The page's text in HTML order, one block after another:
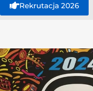
Rekrutacja 2026